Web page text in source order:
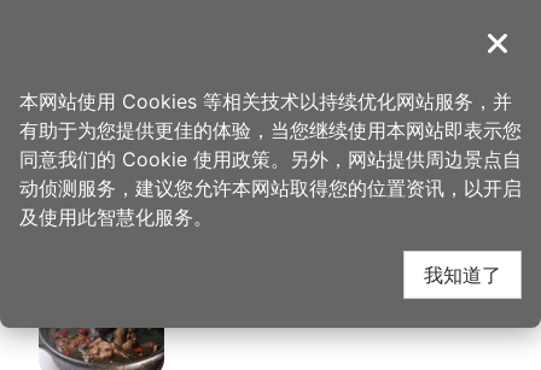
導覽
首页 > 想去的地方 > 美食、购物 > 藏王极上锅物
藏王极上锅物 周边店家
关闭
本网站使用 Cookies 等相关技术以持续优化网站服务，并
有助于为您提供更佳的体验，当您继续使用本网站即表示您
同意我们的 Cookie 使用政策。另外，网站提供周边景点自
动侦测服务，建议您允许本网站取得您的位置资讯，以开启
及使用此智慧化服务。
我知道了